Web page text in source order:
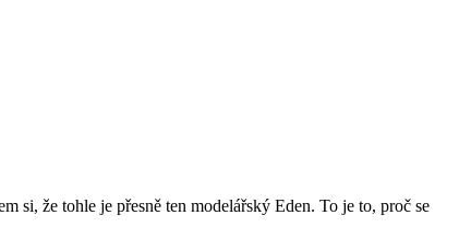
si, že tohle je přesně ten modelářský Eden. To je to, proč se